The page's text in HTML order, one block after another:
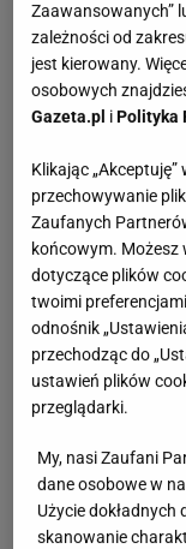
Zaawansowanych”
zależności od
jest kierowany.
osobowych
Gazeta.pl iPolityka
Klikając
przechowywanie
Zaufanych
końcowym. Możesz
dotyczące plików
twoimi
odnośnik
przechodząc do
ustawień plików
przeglądarki.
My, nasi Zaufani
dane osobowe w
Użycie
skanowanie